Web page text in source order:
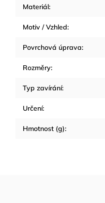
Materiál:
Motiv / Vzhled:
Povrchová úprava:
Rozměry:
Typ zavírání:
Určení:
Hmotnost (g):